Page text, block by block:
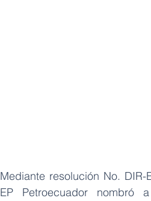
Mediante resolución No.
EP Petroecuador nombró